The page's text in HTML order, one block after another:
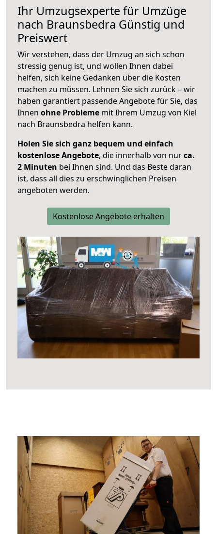
Ihr Umzugsexperte für Umzüge
nach Braunsbedra Günstig und
Preiswert
Wir verstehen, dass der Umzug an sich schon
stressig genug ist, und wollen Ihnen dabei
helfen, sich keine Gedanken über die Kosten
machen zu müssen. Lehnen Sie sich zurück – wir
haben garantiert passende Angebote für Sie, das
Ihnen ohne Probleme mit Ihrem Umzug von Kiel
nach Braunsbedra helfen kann.
Holen Sie sich ganz bequem und einfach
kostenlose Angebote, die innerhalb von nurca.
2 Minuten bei Ihnen sind. Und das Beste daran
ist, dass all dies zu erschwinglichen Preisen
angeboten werden.
Kostenlose Angebote erhalten